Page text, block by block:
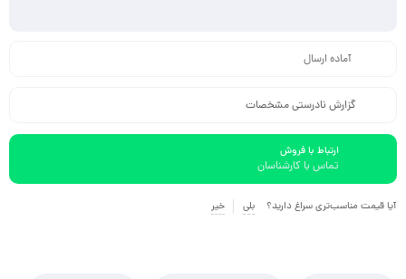
آماده ارسال
گزارش نادرستی مشخصات
ارتباط با فروش
تماس با کارشناسان
آیا قیمت مناسب‌تری سراغ دارید؟ بلی خیر